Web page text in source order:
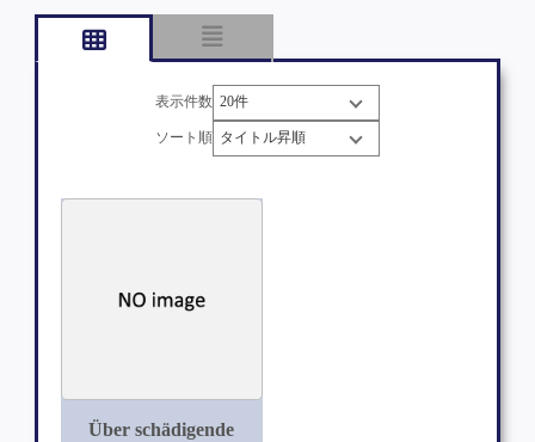
表示件数
ソート順
Über schädigende